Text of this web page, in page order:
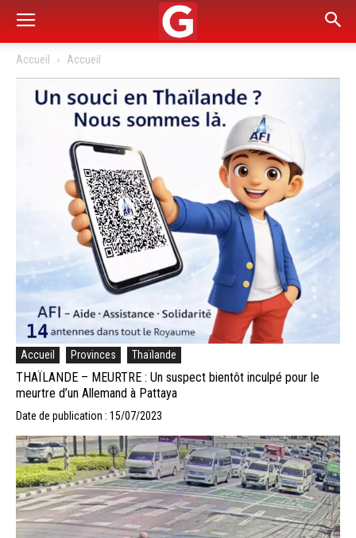
Accueil Accueil
Accueil Provinces Thaïlande
THAÏLANDE – MEURTRE : Un suspect bientôt inculpé pour le
meurtre d’un Allemand à Pattaya
Date de publication : 15/07/2023